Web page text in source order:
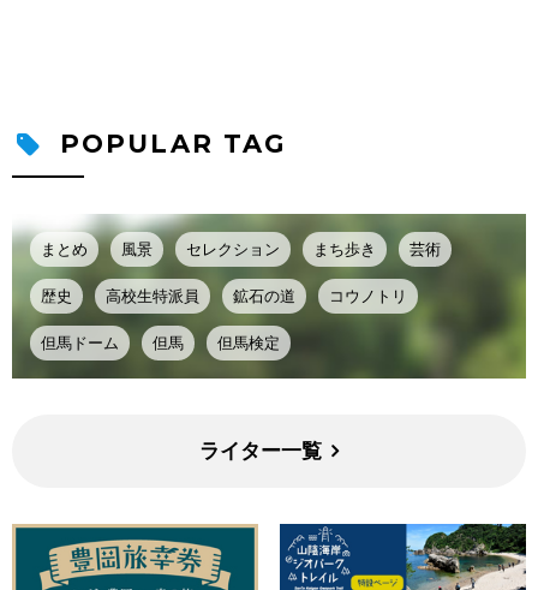
POPULAR TAG
まとめ 風景 セレクション まち歩き 芸術
歴史 高校生特派員 鉱石の道 コウノトリ
但馬ドーム 但馬 但馬検定
ライター一覧